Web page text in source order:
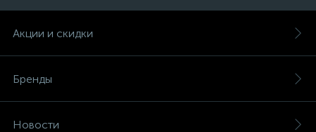
Акции и скидки
Бренды
Новости